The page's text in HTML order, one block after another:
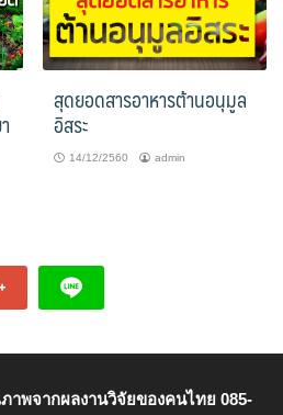
สุดยอดสารอาหารต้านอนุมูล
อิสระ
14/12/2560 admin
พจากผลงานวิจัยของคนไทย 085-